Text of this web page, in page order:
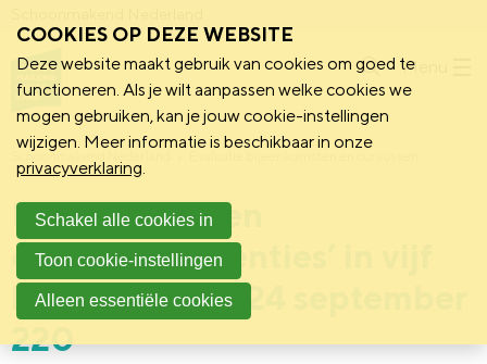
Menu
Schoonmakend Nederland
Evaluatie ‘open
coronaconferenties’ in vijf
korte vragen - 24 september
220
COOKIES OP DEZE WEBSITE
Deze website maakt gebruik van cookies om goed te
functioneren. Als je wilt aanpassen welke cookies we
mogen gebruiken, kan je jouw cookie-instellingen
wijzigen. Meer informatie is beschikbaar in onze
privacyverklaring.
Schakel alle cookies in
Toon cookie-instellingen
Alleen essentiële cookies